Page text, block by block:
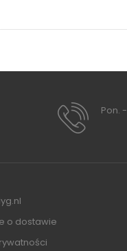
Pon.
o dostawie